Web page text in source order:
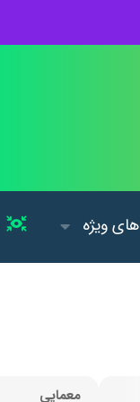
ویژه
معمایی